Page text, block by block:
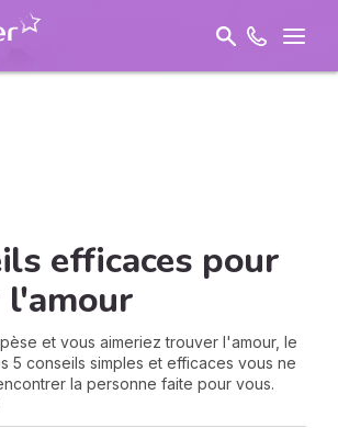
efficaces pour
et vous aimeriez trouver l'amour, le
5 conseils simples et efficaces vous ne
la personne faite pour vous.